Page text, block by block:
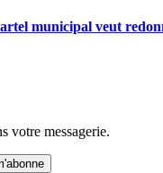
municipal veut
votre messagerie.